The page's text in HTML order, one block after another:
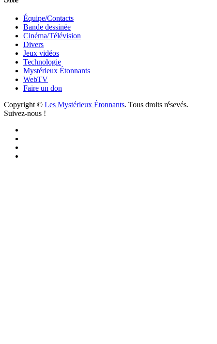
Équipe/Contacts
Bande dessinée
Cinéma/Télévision
Divers
Jeux vidéos
Technologie
Mystérieux Étonnants
WebTV
Faire un don
Copyright © Les Mystérieux Étonnants. Tous droits résevés.
Suivez-nous !